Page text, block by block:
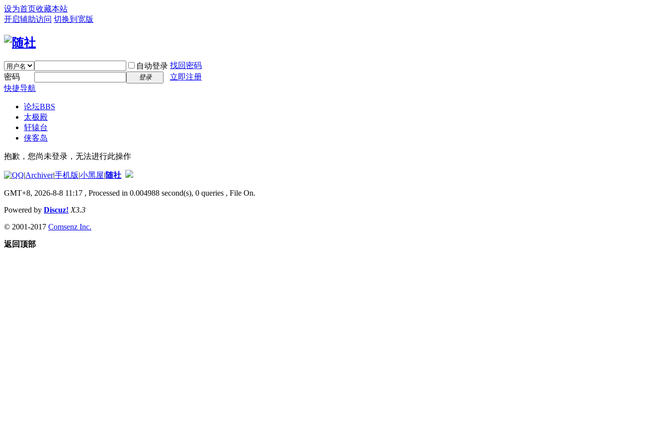
设为首页收藏本站
开启辅助访问 切换到宽版
自动登录 找回密码
密码
登录
立即注册
快捷导航
论坛BBS
太极殿
轩辕台
侠客岛
抱歉，您尚未登录，无法进行此操作
|Archiver|手机版|小黑屋|随社
GMT+8, 2026-8-8 11:17 , Processed in 0.004988 second(s), 0 queries , File On.
Powered by Discuz! X3.3
© 2001-2017 Comsenz Inc.
返回顶部